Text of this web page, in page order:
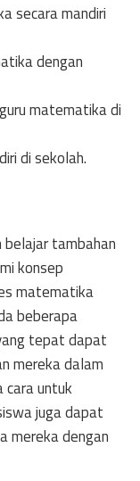
secara mandiri
dengan
matematika di
di sekolah.
tambahan
konsep
matematika
beberapa
tepat dapat
mereka dalam
cara untuk
juga dapat
mereka dengan